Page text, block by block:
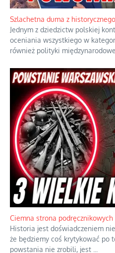
Ekspresowy kurs zbawienia z
Dramatyczne skutki skrajnej
Szlachetna duma z
Jednym z dziedzictw polskiej
oceniania wszystkiego w
również polityki